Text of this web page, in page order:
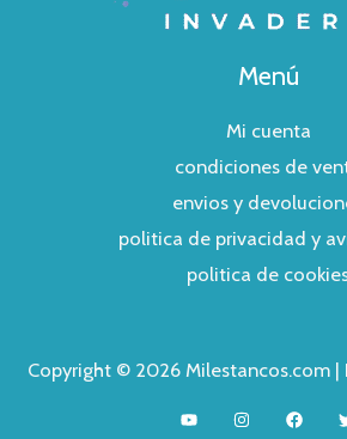
Menú
Mi cuenta
condiciones de
envios y
politica de privacidad y
politica de
Copyright © 2026 Milestancos.com |